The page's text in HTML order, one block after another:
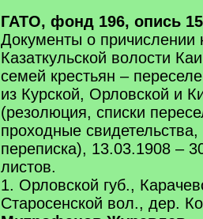
ГАТО, фонд 196, опись
Документы о
Казаткульской волости
семей крестьян –
из Курской, Орловской и
(резолюция, списки
проходные свидетельства,
переписка), 13.03.1908 –
листов.
1. Орловской губ.,
Старосенской вол., дер.